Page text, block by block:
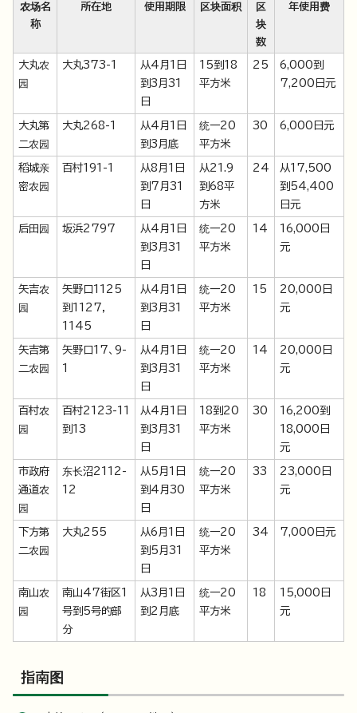
农场名
称
所在地 使用期限 区块面积
区
块
数
年使用费
大丸农
园
大丸373-1
从4月1日
到3月31
日
15到18
平方米
25
6,000到
7,200日元
大丸第
二农园
大丸268-1
从4月1日
到3月底
统一20
平方米
30 6,000日元
稻城亲
密农园
百村191-1
从8月1日
到7月31
日
从21.9
到68平
方米
24
从17,500
到54,400
日元
后田园 坂浜2797
从4月1日
到3月31
日
统一20
平方米
14
16,000日
元
矢吉农
园
矢野口1125
到1127，
1145
从4月1日
到3月31
日
统一20
平方米
15
20,000日
元
矢吉第
二农园
矢野口17、9-
1
从4月1日
到3月31
日
统一20
平方米
14
20,000日
元
百村农
园
百村2123-11
到13
从4月1日
到3月31
日
18到20
平方米
30
16,200到
18,000日
元
市政府
通道农
园
东长沼2112-
12
从5月1日
到4月30
日
统一20
平方米
33
23,000日
元
下方第
二农园
大丸255
从6月1日
到5月31
日
统一20
平方米
34 7,000日元
南山农
园
南山47街区1
号到5号的部
分
从3月1日
到2月底
统一20
平方米
18
15,000日
元
指南图